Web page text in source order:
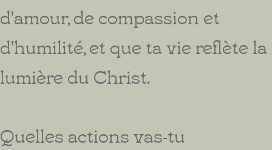
d'amour, de compassion et
d'humilité, et que ta vie reflète la
lumière du Christ.
Quelles actions vas-tu